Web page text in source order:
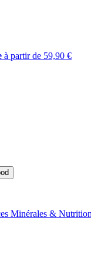
à partir de 59,90 €
Minérales &